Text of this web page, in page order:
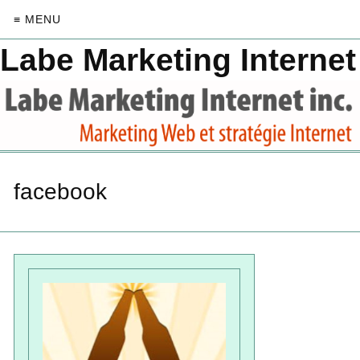
≡ MENU
Labe Marketing Internet
facebook